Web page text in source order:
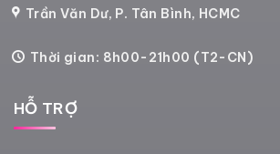
Trần Văn Dư, P. Tân Bình, HCMC
Thời gian: 8h00-21h00 (T2-CN)
HỖ TRỢ